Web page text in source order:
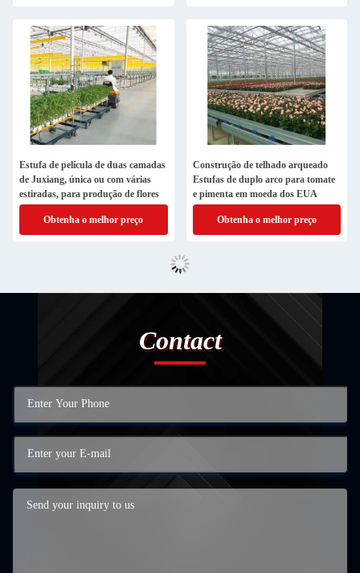
Estufa de película de duas camadas
de Juxiang, única ou com várias
estiradas, para produção de flores
Obtenha o melhor preço
Construção de telhado arqueado
Estufas de duplo arco para tomate
e pimenta em moeda dos EUA
Obtenha o melhor preço
Contact